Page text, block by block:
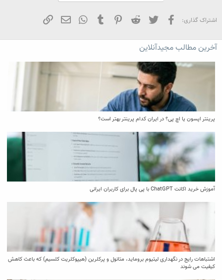
اشتراک گذاری: فیسبوک تویتر Reddit
Pinterest
Tumblr
WhatsApp
ایمیل
آخرین مطالب مجیدآنلاین
پرینتر اپسون یا اچ پی؟ در ایران کدام پرینتر بهتر است؟
آموزش خرید اکانت ChatGPT با پی پال برای کاربران ایرانی
اشتباهات رایج در نگهداری لیتیوم بروماید، متانول و پرکلرین (هیپوکلریت کلسیم) که باعث کاهش
کیفیت می‌ شوند